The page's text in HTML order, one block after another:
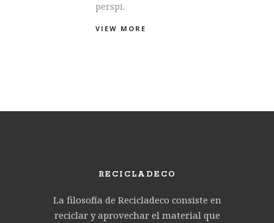
perspi.
VIEW MORE
RECICLADECO
La filosofía de Recicladeco consiste en
reciclar y aprovechar el material que